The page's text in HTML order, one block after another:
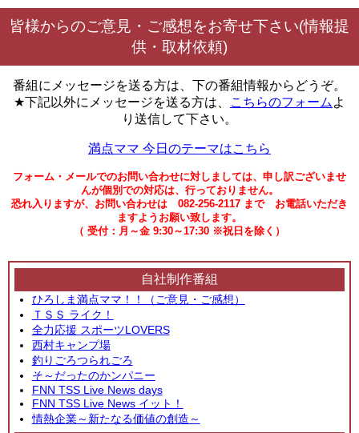
皆様からのご意見・ご感想をお寄せ下さい(情報提
供・取材依頼)
番組にメッセージを送る方は、下の番組情報からどうぞ。
★下記以外にメッセージを送る方は、
こちらのフォーム よ
り送信して下さい。
満点ママ 今日のテーマはこちら
フォーム・メールでのお問い合わせに対しましては、申し訳ございませ
んが個別での対応は、行っておりません。
恐れ入りますが、お問い合わせは 082-256-2117 まで お電話いただき
ますようお願い致します。
（ 受付：月～金 9:30～17:30 ※祝日を除く）
自社制作番組
ひろしま満点ママ！！（ご意見・ご感想）
ＴＳＳ ライク！
全力応援 スポーツLOVERS
西村キャンプ場
釣りごろつられごろ
そ～だったのかンパニー
FNN TSS Live News days
FNN TSS Live News イット！
情熱企業～新たなる価値の創造～